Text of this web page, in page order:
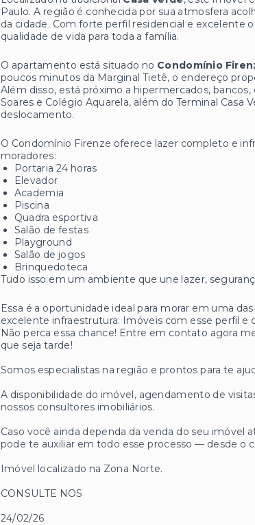
Paulo. A região é conhecida por sua atmosfera
da cidade. Com forte perfil residencial e excelente
qualidade de vida para toda a família.
O apartamento está situado no Condomínio
poucos minutos da Marginal Tietê, o endereço
Além disso, está próximo a hipermercados,
Soares e Colégio Aquarela, além do Terminal
deslocamento.
O Condomínio Firenze oferece lazer completo e
moradores:
Portaria 24 horas
Elevador
Academia
Piscina
Quadra esportiva
Salão de festas
Playground
Salão de jogos
Brinquedoteca
Tudo isso em um ambiente que une lazer,
Essa é a oportunidade ideal para morar em uma
excelente infraestrutura. Imóveis com esse perfil e
Não perca essa chance! Entre em contato agora
que seja tarde!
Somos especialistas na região e prontos para te
A disponibilidade do imóvel, agendamento de
nossos consultores imobiliários.
Caso você ainda dependa da venda do seu
pode te auxiliar em todo esse processo — desde o
Imóvel localizado na Zona Norte.
CONSULTE NOS
24/02/26